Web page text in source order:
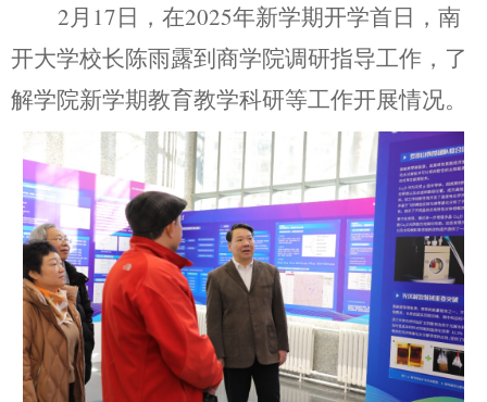
2月17日， 在2025年新学期开学首日 ， 南
开大学校长陈雨露到商学院调研指导工作，了
解学院新学期教育教学科研等工作开展情况。